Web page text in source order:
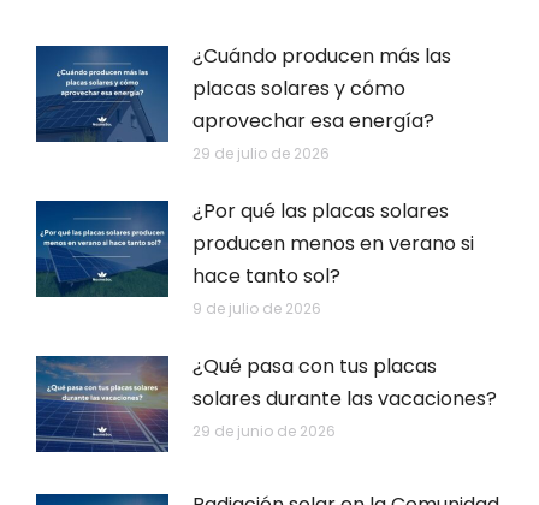
¿Cuándo producen más las
placas solares y cómo
aprovechar esa energía?
29 de julio de 2026
¿Por qué las placas solares
producen menos en verano si
hace tanto sol?
9 de julio de 2026
¿Qué pasa con tus placas
solares durante las vacaciones?
29 de junio de 2026